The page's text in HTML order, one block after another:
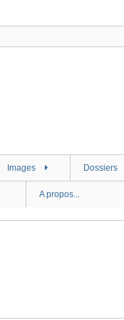
Images Dossiers
A propos...